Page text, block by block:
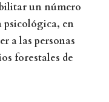
un número
psicológica, en
a las personas
forestales de